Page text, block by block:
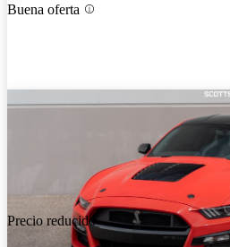
Buena oferta
Precio reducido